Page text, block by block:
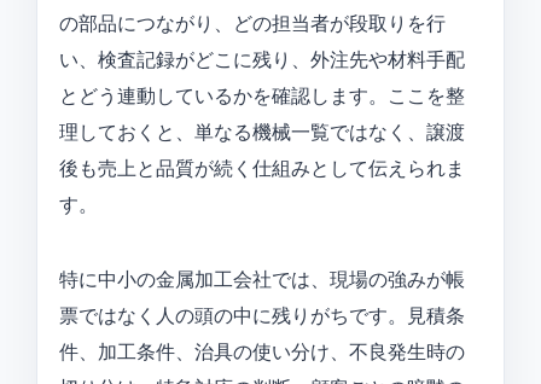
の部品につながり、どの担当者が段取りを行
い、検査記録がどこに残り、外注先や材料手配
とどう連動しているかを確認します。ここを整
理しておくと、単なる機械一覧ではなく、譲渡
後も売上と品質が続く仕組みとして伝えられま
す。
特に中小の金属加工会社では、現場の強みが帳
票ではなく人の頭の中に残りがちです。見積条
件、加工条件、治具の使い分け、不良発生時の